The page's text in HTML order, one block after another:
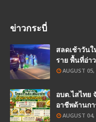
ข่าวกระบี่
สลดเช้าวัน
ราย พื้นที่อ่า
AUGUST 05,
อบต.ไสไทย
อาชีพด้านกา
AUGUST 04,